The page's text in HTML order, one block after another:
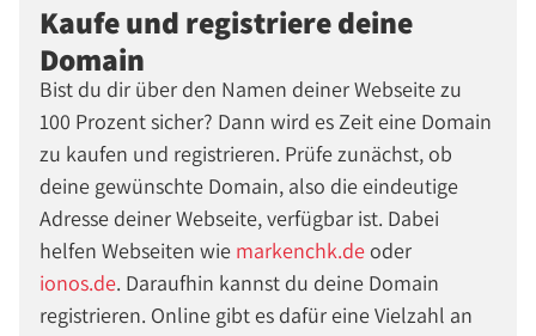
Kaufe und registriere deine
Domain
Bist du dir über den Namen deiner Webseite zu
100 Prozent sicher? Dann wird es Zeit eine Domain
zu kaufen und registrieren. Prüfe zunächst, ob
deine gewünschte Domain, also die eindeutige
Adresse deiner Webseite, verfügbar ist. Dabei
helfen Webseiten wie markenchk.deoder
ionos.de. Daraufhin kannst du deine Domain
registrieren. Online gibt es dafür eine Vielzahl an